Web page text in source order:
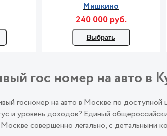
Мишкино
240 000 руб.
Выбрать
гос номер на авто в
госномер на авто в Москве по
и уровень доходов? Единый
Москве совершенно легально, с